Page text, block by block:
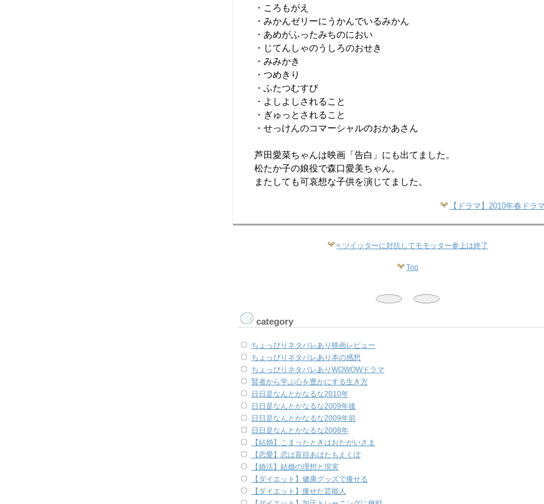
・ころもがえ
・みかんゼリーにうかんでいるみかん
・あめがふったみちのにおい
・じてんしゃのうしろのおせき
・みみかき
・つめきり
・ふたつむすび
・よしよしされること
・ぎゅっとされること
・せっけんのコマーシャルのおかあさん
芦田愛菜ちゃんは映画「告白」にも出てました。
松たか子の娘役で森口愛美ちゃん。
またしても可哀想な子供を演じてました。
【ドラマ】2010年春ドラ
< ツイッターに対抗してモモッター参上は終了
Top
category
ちょっぴりネタバレあり映画レビュー
ちょっぴりネタバレあり本の感想
ちょっぴりネタバレありWOWOWドラマ
賢者から学ぶ心を豊かにする生き方
日日是なんとかなるな2010年
日日是なんとかなるな2009年後
日日是なんとかなるな2009年前
日日是なんとかなるな2008年
【結婚】こまったときはおたがいさま
【恋愛】恋は盲目あばたもえくぼ
【婚活】結婚の理想と現実
【ダイエット】健康グッズで痩せる
【ダイエット】痩せた芸能人